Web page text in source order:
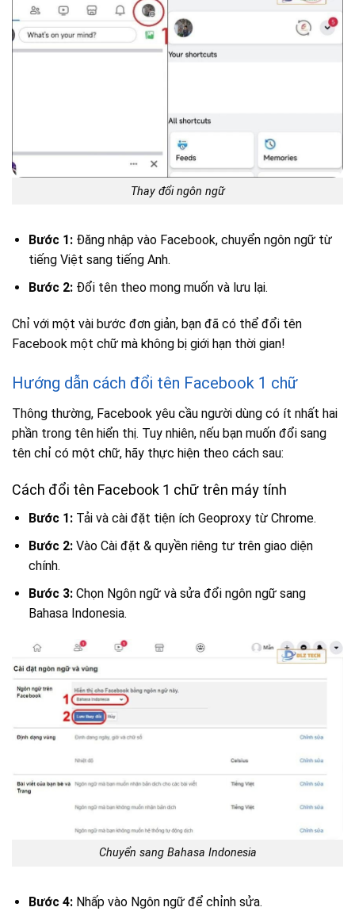
Thay đổi ngôn ngữ
Bước 1:Đăng nhập vào Facebook, chuyển ngôn ngữ từ
tiếng Việt sang tiếng Anh.
Bước 2:Đổi tên theo mong muốn và lưu lại.
Chỉ với một vài bước đơn giản, bạn đã có thể đổi tên
Facebook một chữ mà không bị giới hạn thời gian!
Hướng dẫn cách đổi tên Facebook 1 chữ
Thông thường, Facebook yêu cầu người dùng có ít nhất hai
phần trong tên hiển thị. Tuy nhiên, nếu bạn muốn đổi sang
tên chỉ có một chữ, hãy thực hiện theo cách sau:
Cách đổi tên Facebook 1 chữ trên máy tính
Bước 1:Tải và cài đặt tiện ích Geoproxy từ Chrome.
Bước 2:Vào Cài đặt & quyền riêng tư trên giao diện
chính.
Bước 3:Chọn Ngôn ngữ và sửa đổi ngôn ngữ sang
Bahasa Indonesia.
Chuyển sang Bahasa Indonesia
Bước 4:Nhấp vào Ngôn ngữ để chỉnh sửa.